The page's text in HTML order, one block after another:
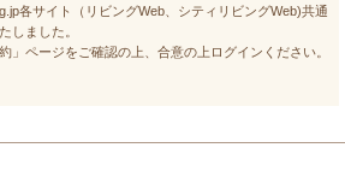
各サイト（リビングWeb、シティリビングWeb)共通
しました。
」ページをご確認の上、合意の上ログインください。